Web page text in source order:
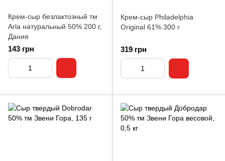
Крем-сыр безлактозный тм
Arla натуральный 50% 200 г,
Дания
143 грн
Крем-сыр Philadelphia
Original 61% 300 г
319 грн